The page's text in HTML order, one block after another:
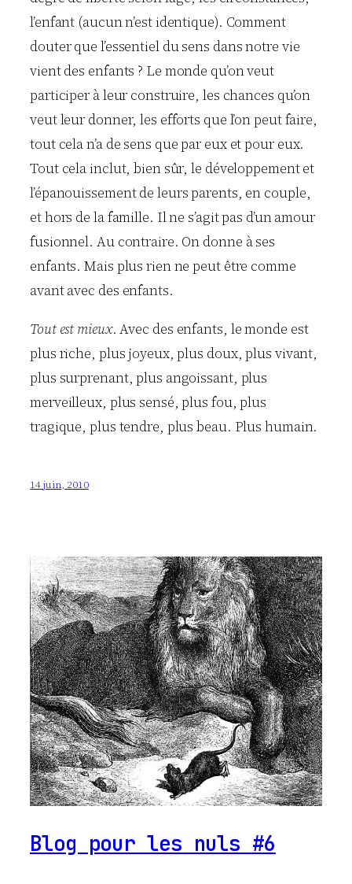
l’enfant (aucun n’est identique). Comment
douter que l’essentiel du sens dans notre vie
vient des enfants ? Le monde qu’on veut
participer à leur construire, les chances qu’on
veut leur donner, les efforts que l’on peut faire,
tout cela n’a de sens que par eux et pour eux.
Tout cela inclut, bien sûr, le développement et
l’épanouissement de leurs parents, en couple,
et hors de la famille. Il ne s’agit pas d’un amour
fusionnel. Au contraire. On donne à ses
enfants. Mais plus rien ne peut être comme
avant avec des enfants.
Tout est mieux. Avec des enfants, le monde est
plus riche, plus joyeux, plus doux, plus vivant,
plus surprenant, plus angoissant, plus
merveilleux, plus sensé, plus fou, plus
tragique, plus tendre, plus beau. Plus humain.
14 juin, 2010
Blog pour les nuls #6